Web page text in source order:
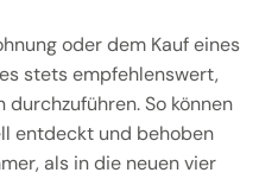
oder dem Kauf eines
stets empfehlenswert,
So können
entdeckt und behoben
als in die neuen vier